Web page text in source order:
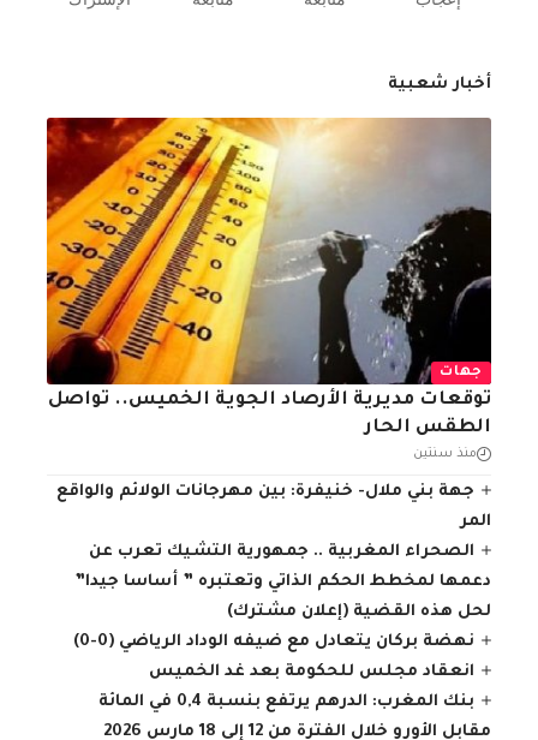
أخبار شعبية
جهات
توقعات مديرية الأرصاد الجوية الخميس.. تواصل
الطقس الحار
منذ سنتين
جهة بني ملال- خنيفرة: بين مهرجانات الولائم والواقع
المر
الصحراء المغربية .. جمهورية التشيك تعرب عن
دعمها لمخطط الحكم الذاتي وتعتبره ” أساسا جيدا”
لحل هذه القضية (إعلان مشترك)
نهضة بركان يتعادل مع ضيفه الوداد الرياضي (0-0)
انعقاد مجلس للحكومة بعد غد الخميس
بنك المغرب: الدرهم يرتفع بنسبة 0,4 في المائة
مقابل الأورو خلال الفترة من 12 إلى 18 مارس 2026